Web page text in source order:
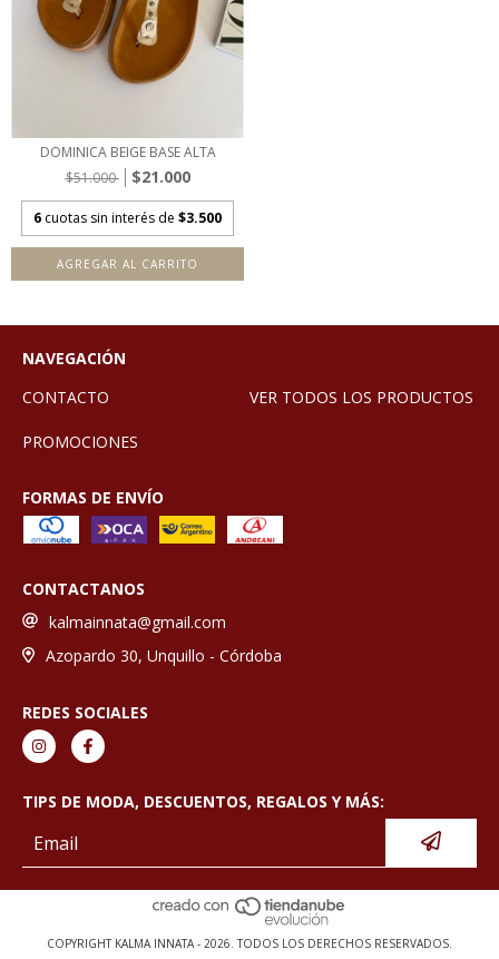
DOMINICA BEIGE BASE ALTA
$51.000
$21.000
6 cuotas sin interés de $3.500
AGREGAR AL CARRITO
NAVEGACIÓN
CONTACTO
VER TODOS LOS PRODUCTOS
PROMOCIONES
FORMAS DE ENVÍO
CONTACTANOS
kalmainnata@gmail.com
Azopardo 30, Unquillo - Córdoba
REDES SOCIALES
TIPS DE MODA, DESCUENTOS, REGALOS Y MÁS:
COPYRIGHT KALMA INNATA - 2026. TODOS LOS DERECHOS RESERVADOS.